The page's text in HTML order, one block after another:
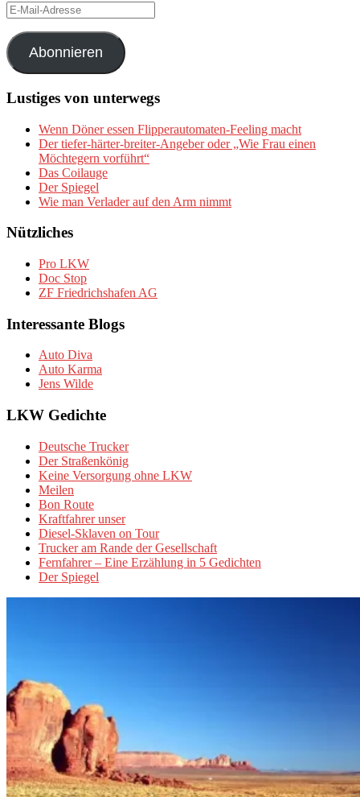
E-
Mail-
Adresse
Abonnieren
Lustiges von unterwegs
Wenn Döner essen Flipperautomaten-Feeling macht
Der tiefer-härter-breiter-Angeber oder „Wie Frau einen
Möchtegern vorführt“
Das Coilauge
Der Spiegel
Wie man Verlader auf den Arm nimmt
Nützliches
Pro LKW
Doc Stop
ZF Friedrichshafen AG
Interessante Blogs
Auto Diva
Auto Karma
Jens Wilde
LKW Gedichte
Deutsche Trucker
Der Straßenkönig
Keine Versorgung ohne LKW
Meilen
Bon Route
Kraftfahrer unser
Diesel-Sklaven on Tour
Trucker am Rande der Gesellschaft
Fernfahrer – Eine Erzählung in 5 Gedichten
Der Spiegel